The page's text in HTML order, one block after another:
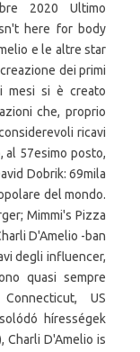
2020 Ultimo
here for body
e le altre star
dei primi
mesi si è creato
che, proprio
ricavi
al 57esimo posto,
Dobrik: 69mila
del mondo.
Mimmi's Pizza
D'Amelio -ban
degli influencer,
quasi sempre
US
hírességek
Charli D'Amelio is